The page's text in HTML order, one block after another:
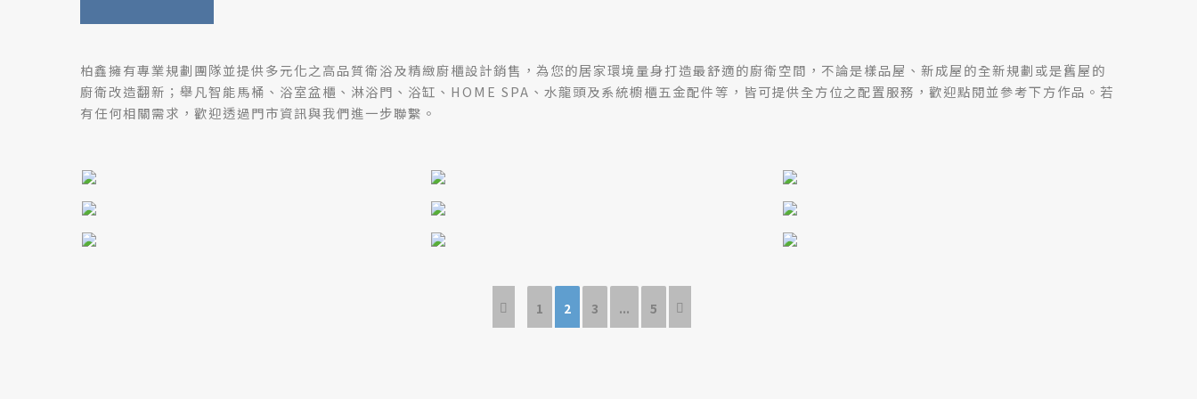
柏鑫擁有專業規劃團隊並提供多元化之高品質衛浴及精緻廚櫃設計銷售，為您的居家環境量身打造最舒適的廚衛空間，不論是樣品屋、新成屋的全新規劃或是舊屋的
廚衛改造翻新；舉凡智能馬桶、浴室盆櫃、淋浴門、浴缸、HOME SPA、水龍頭及系統櫥櫃五金配件等，皆可提供全方位之配置服務，歡迎點閱並參考下方作品。若
有任何相關需求，歡迎透過門市資訊與我們進一步聯繫。
1 2 3 ... 5